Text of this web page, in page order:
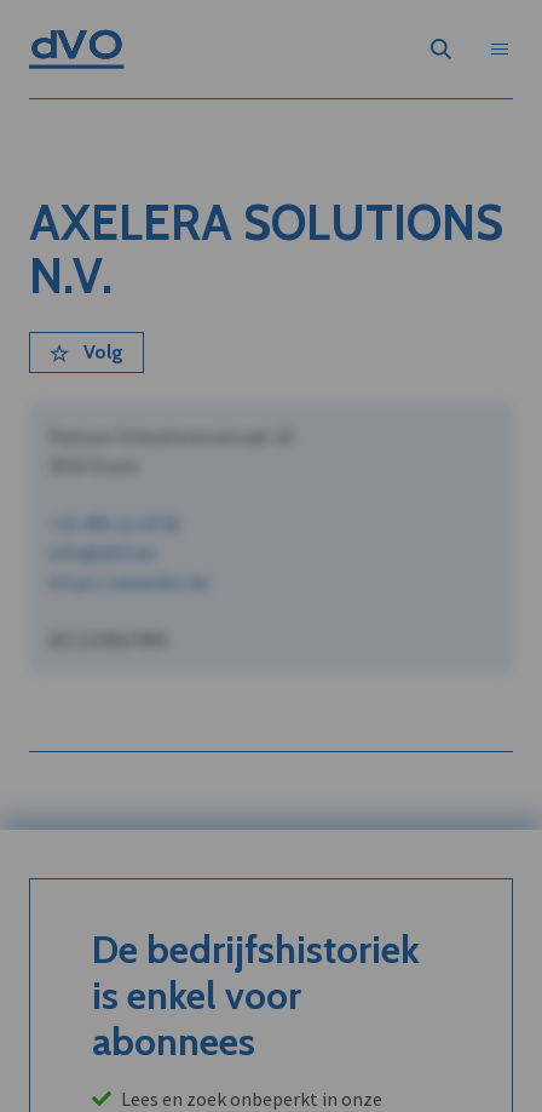
AXELERA SOLUTIONS
N.V.
Volg
De bedrijfshistoriek
is enkel voor
abonnees
Lees en zoek onbeperkt in onze